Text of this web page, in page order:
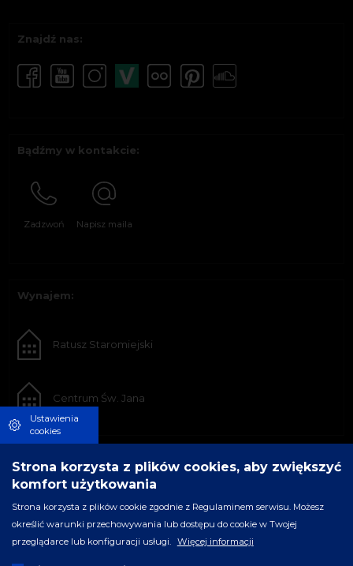
Znajdź nas:
Bądźmy w kontakcie:
Zadzwoń Napisz maila
Wynajem:
Ratusz Staromiejski
Centrum Św. Jana
Ustawienia
cookies
Strona korzysta z plików cookies, aby zwiększyć
komfort użytkowania
Strona korzysta z plików cookie zgodnie z Regulaminem serwisu. Możesz
określić warunki przechowywania lub dostępu do cookie w Twojej
przeglądarce lub konfiguracji usługi.
Więcej informacji